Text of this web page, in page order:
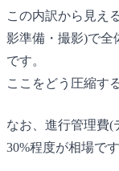
この内訳から見え
影準備・撮影)で全
です。
ここをどう圧縮す
なお、進行管理費(
30%程度が相場です